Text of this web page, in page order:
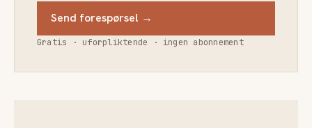
Send forespørsel →
Gratis · uforpliktende · ingen abonnement